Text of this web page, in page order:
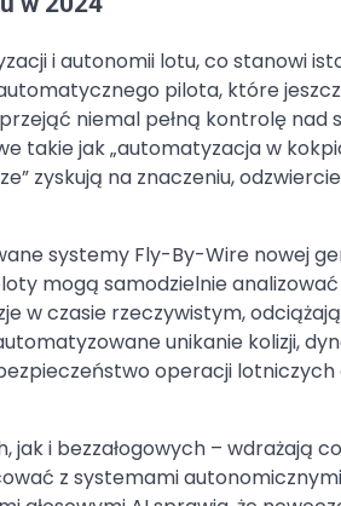
i autonomii lotu, co stanowi
pilota, które
niemal pełną kontrolę
takie jak „automatyzacja w
zyskują na znaczeniu,
systemy Fly-By-Wire nowej
mogą samodzielnie
w czasie rzeczywistym,
unikanie kolizji,
operacji
i bezzałogowych – wdrażają
z systemami